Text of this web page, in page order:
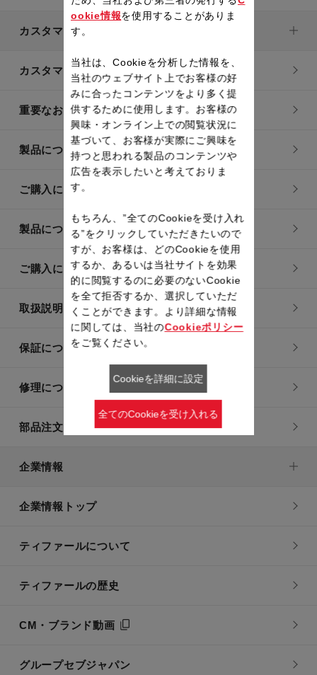
カスタマーサービス
カスタマーサービストップ
重要なお知らせ
製品についてのよくあるご質問
ご購入についてのよくあるご質問
製品についてのお問い合わせ
ご購入についてのお問い合わせ
取扱説明書
保証について
修理について
部品注文について
企業情報
企業情報トップ
ティファールについて
ティファールの歴史
CM・ブランド動画
グループセブジャパン
ookie情報を使用することがありま
す。
当社は、Cookieを分析した情報を、
当社のウェブサイト上でお客様の好
みに合ったコンテンツをより多く提
供するために使用します。お客様の
興味・オンライン上での閲覧状況に
基づいて、お客様が実際にご興味を
持つと思われる製品のコンテンツや
広告を表示したいと考えておりま
す。
もちろん、”全てのCookieを受け入れ
る”をクリックしていただきたいので
すが、お客様は、どのCookieを使用
するか、あるいは当社サイトを効果
的に閲覧するのに必要のないCookie
を全て拒否するか、選択していただ
くことができます。より詳細な情報
に関しては、当社のCookieポリシー
をご覧ください。
Cookieを詳細に設定
全てのCookieを受け入れる